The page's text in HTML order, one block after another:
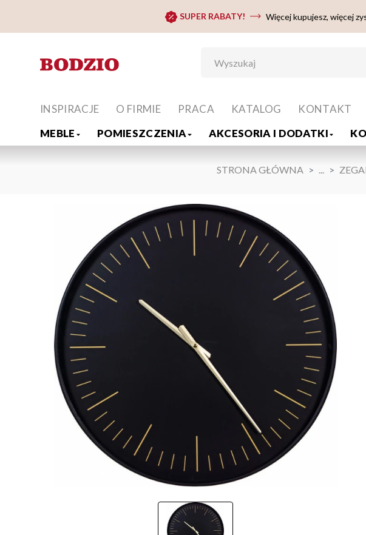
SUPER RABATY! Więcej kupujesz, więcej
MEBLE POMIESZCZENIA AKCESORIA I DODATKI
INSPIRACJE O FIRMIE PRACA KATALOG KONTAKT
STRONA GŁÓWNA ...